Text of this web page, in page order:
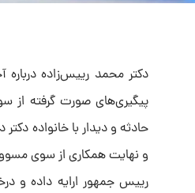
دکتر محمد رییس‌زاده
پیگیری‌های صورت گرفته از
حادثه و دیدار با خانواده
و نهایت همکاری از سوی
رییس جمهور ارایه داده و